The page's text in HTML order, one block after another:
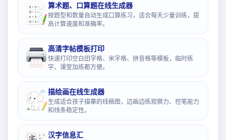
算术题、口算题在线生成器
按题型和数量自动生成口算练习，适合每天少量训练，提
高计算速度和准确率。
高清字帖模板打印
快速打印空白田字格、米字格、拼音格等模板，临时练
字、课堂加练都方便。
描绘画在线生成器
生成适合孩子描摹的线稿图，边画边练观察力、控笔能力
和线条稳定性。
汉字信息汇